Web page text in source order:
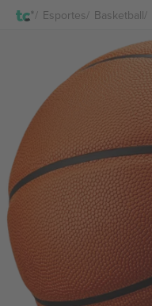
Esportes Basketball